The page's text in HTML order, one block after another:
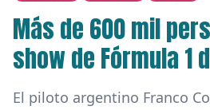
Más de 600 mil
show de Fórmula 1
El piloto argentino Franco